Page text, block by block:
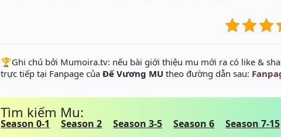
️🏆Ghi chú bởi Mumoira.tv: nếu bài giới thiệu mu mới ra có like &
trực tiếp tại Fanpage củaĐế Vương MU theo đường dẫn sau:
Tìm kiếm Mu:
Season 0-1 Season 2 Season 3-5 Season 6 Season 7-15